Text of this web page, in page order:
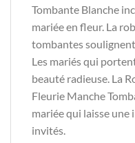
Tombante Blanche
mariée en fleur. La
tombantes
Les mariés qui
beauté radieuse. La
Fleurie Manche
mariée qui laisse une
invités.